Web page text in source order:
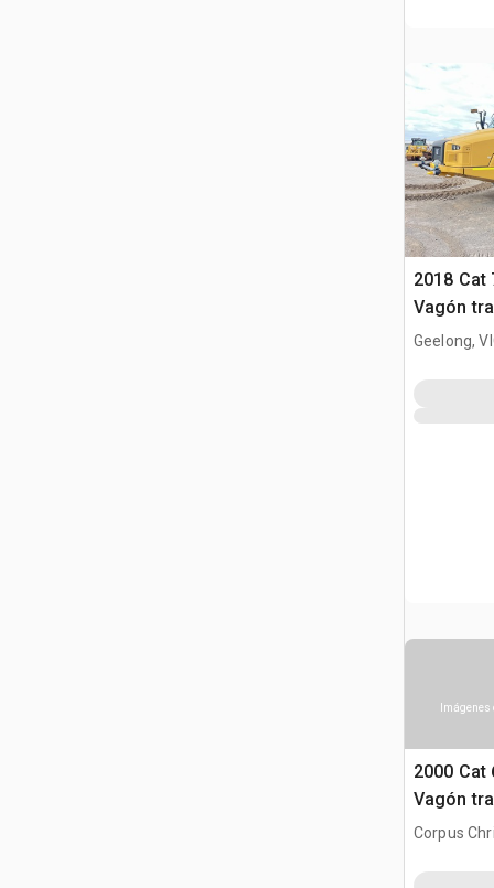
2018 Cat
Vagón
agua
Geelong,
2000 Cat
Vagón
agua
Corpus